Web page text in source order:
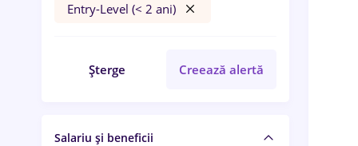
Entry-Level (< 2 ani)
Șterge Creează alertă
Salariu și beneficii